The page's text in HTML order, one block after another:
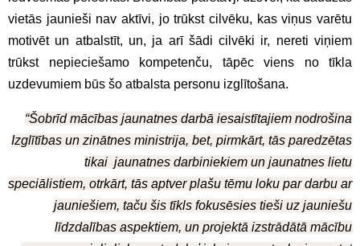
vietās jaunieši nav aktīvi, jo trūkst cilvēku, kas viņus varētu
motivēt un atbalstīt, un, ja arī šādi cilvēki ir, nereti viņiem
trūkst nepieciešamo kompetenču, tāpēc viens no tīkla
uzdevumiem būs šo atbalsta personu izglītošana.
“Šobrīd mācības jaunatnes darbā iesaistītajiem nodrošina
Izglītības un zinātnes ministrija, bet, pirmkārt, tās paredzētas
tikai jaunatnes darbiniekiem un jaunatnes lietu
speciālistiem, otrkārt, tās aptver plašu tēmu loku par darbu ar
jauniešiem, taču šis tīkls fokusēsies tieši uz jauniešu
līdzdalības aspektiem, un projektā izstrādātā mācību